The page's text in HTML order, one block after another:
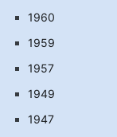
1960
1959
1957
1949
1947